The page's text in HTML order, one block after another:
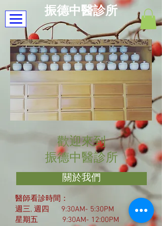
振德中醫診所
歡迎來到
振德中醫診所
關於我們
醫師看診時間：
週三, 週四 9:30AM- 5:30PM
星期五 9:30AM- 12:00PM